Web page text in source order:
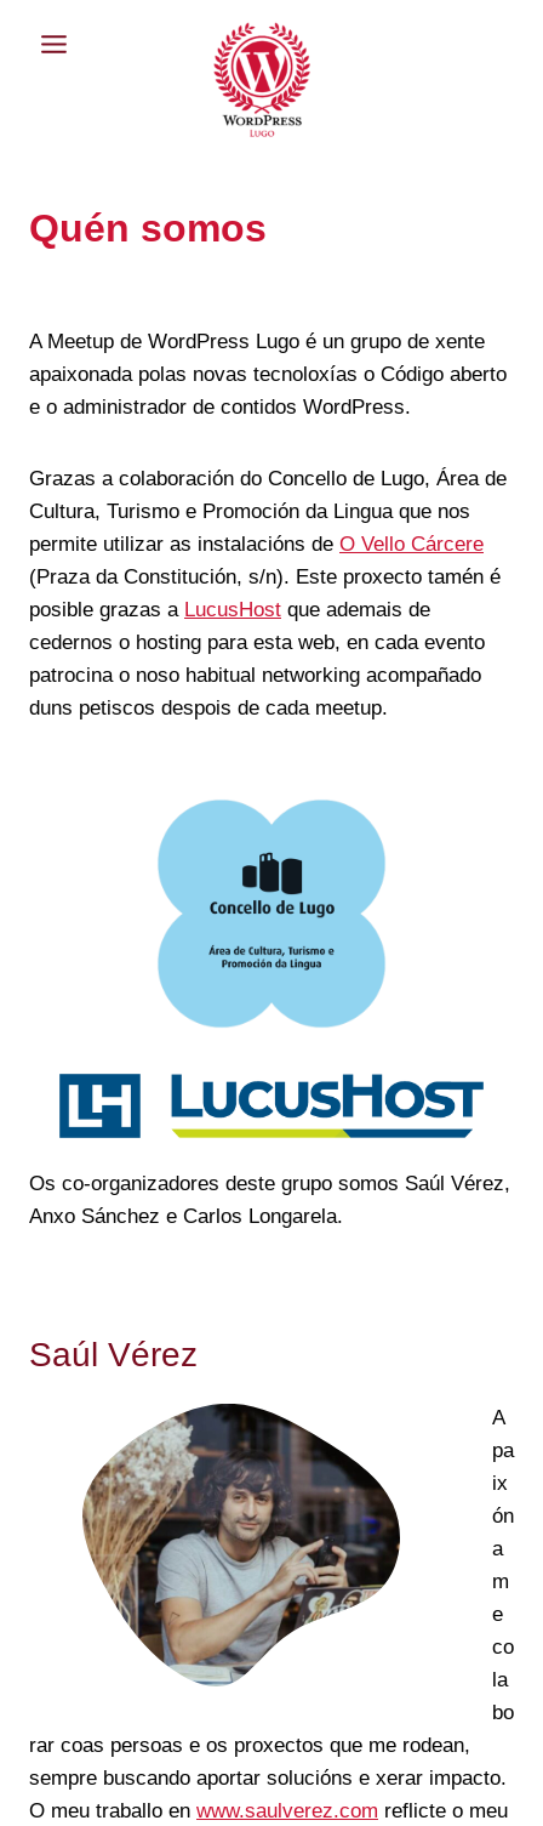
Quén somos
A Meetup de WordPress Lugo é un grupo de xente
apaixonada polas novas tecnoloxías o Código aberto
e o administrador de contidos WordPress.
Grazas a colaboración do Concello de Lugo, Área de
Cultura, Turismo e Promoción da Lingua que nos
permite utilizar as instalacións de O Vello Cárcere
(Praza da Constitución, s/n). Este proxecto tamén é
posible grazas a LucusHost que ademais de
cedernos o hosting para esta web, en cada evento
patrocina o noso habitual networking acompañado
duns petiscos despois de cada meetup.
Os co-organizadores deste grupo somos Saúl Vérez,
Anxo Sánchez e Carlos Longarela.
Saúl Vérez
A
pa
ix
ón
a
m
e
co
la
bo
rar coas persoas e os proxectos que me rodean,
sempre buscando aportar solucións e xerar impacto.
O meu traballo en www.saulverez.com reflicte o meu